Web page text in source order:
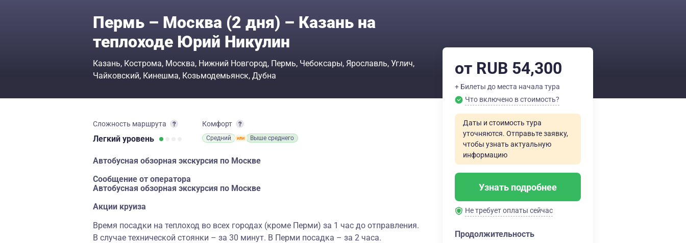
Пермь – Москва (2 дня) – Казань на
теплоходе Юрий Никулин
Казань Кострома Москва Нижний Новгород Пермь Чебоксары Ярославль Углич
Чайковский Кинешма Козьмодемьянск Дубна
Сложность маршрута
Легкий уровень
Комфорт
Средний Выше среднего
Автобусная обзорная экскурсия по Москве
Сообщение от оператора
Автобусная обзорная экскурсия по Москве
Акции круиза
Время посадки на теплоход во всех городах (кроме Перми) за 1 час до отправления.
В случае технической стоянки – за 30 минут. В Перми посадка – за 2 часа.
от RUB 54,300
+ Билеты до места начала тура
Что включено в стоимость?
Даты и стоимость тура
уточняются. Отправьте заявку,
чтобы узнать актуальную
информацию
Узнать подробнее
Не требует оплаты сейчас
Продолжительность